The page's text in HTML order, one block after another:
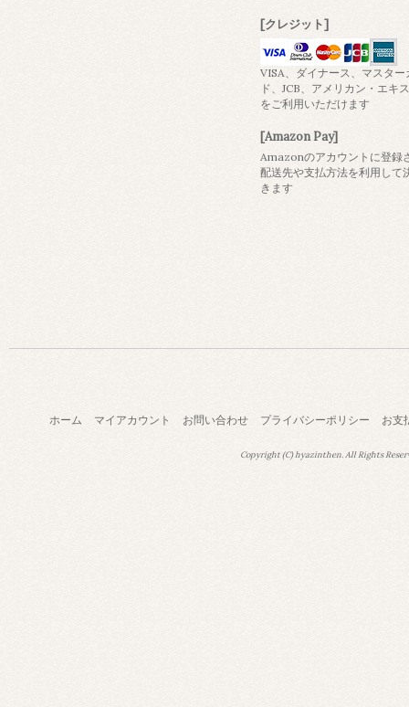
[クレジット]
VISA、ダイナース、マスター
ド、JCB、アメリカン・エキ
をご利用いただけます
[Amazon Pay]
Amazonのアカウントに登録
配送先や支払方法を利用して
きます
ホーム マイアカウント お問い合わせ プライバシーポリシー お支
Copyright (C) hyazinthen. All Rights